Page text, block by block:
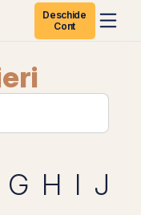
Deschide
Cont
G H I J